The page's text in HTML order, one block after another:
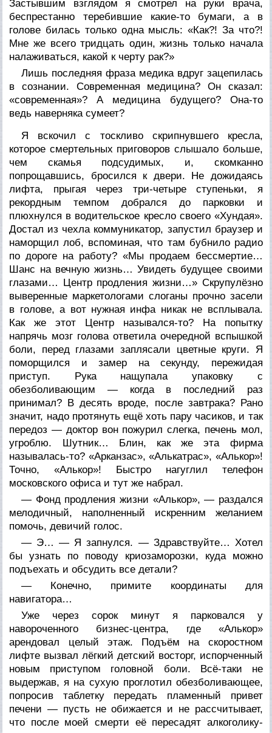
Застывшим взглядом я смотрел на руки врача,
беспрестанно теребившие какие-то бумаги, а в
голове билась только одна мысль: «Как?! За что?!
Мне же всего тридцать один, жизнь только начала
налаживаться, какой к черту рак?»
Лишь последняя фраза медика вдруг зацепилась
в сознании. Современная медицина? Он сказал:
«современная»? А медицина будущего? Она-то
ведь наверняка сумеет?
Я вскочил с тоскливо скрипнувшего кресла,
которое смертельных приговоров слышало больше,
чем скамья подсудимых, и, скомканно
попрощавшись, бросился к двери. Не дожидаясь
лифта, прыгая через три-четыре ступеньки, я
рекордным темпом добрался до парковки и
плюхнулся в водительское кресло своего «Хундая».
Достал из чехла коммуникатор, запустил браузер и
наморщил лоб, вспоминая, что там бубнило радио
по дороге на работу? «Мы продаем бессмертие…
Шанс на вечную жизнь… Увидеть будущее своими
глазами… Центр продления жизни…» Скрупулёзно
выверенные маркетологами слоганы прочно засели
в голове, а вот нужная инфа никак не всплывала.
Как же этот Центр назывался-то? На попытку
напрячь мозг голова ответила очередной вспышкой
боли, перед глазами заплясали цветные круги. Я
поморщился и замер на секунду, пережидая
приступ. Рука нащупала упаковку с
обезболивающим — когда в последний раз
принимал? В десять вроде, после завтрака? Рано
значит, надо протянуть ещё хоть пару часиков, и так
передоз — доктор вон пожурил слегка, печень мол,
угроблю. Шутник… Блин, как же эта фирма
называлась-то? «Арканзас», «Алькатрас», «Алькор»!
Точно, «Алькор»! Быстро нагуглил телефон
московского офиса и тут же набрал.
— Фонд продления жизни «Алькор», — раздался
мелодичный, наполненный искренним желанием
помочь, девичий голос.
— Э… — Я запнулся. — Здравствуйте… Хотел
бы узнать по поводу криозаморозки, куда можно
подъехать и обсудить все детали?
— Конечно, примите координаты для
навигатора…
Уже через сорок минут я парковался у
навороченного бизнес-центра, где «Алькор»
арендовал целый этаж. Подъём на скоростном
лифте вызвал лёгкий детский восторг, испорченный
новым приступом головной боли. Всё-таки не
выдержав, я на сухую проглотил обезболивающее,
попросив таблетку передать пламенный привет
печени — пусть не обижается и не рассчитывает,
что после моей смерти её пересадят алкоголику-